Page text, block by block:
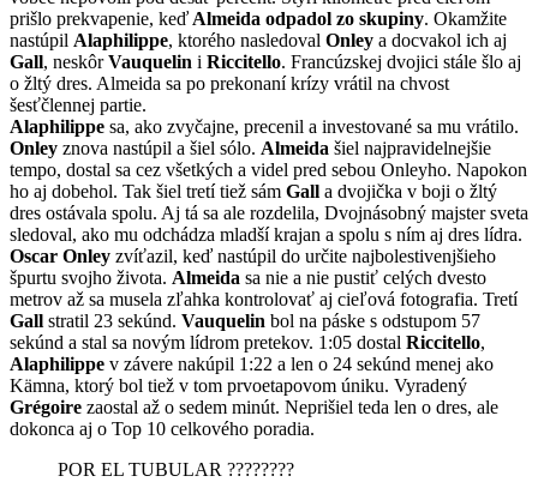
prišlo prekvapenie, keď Almeida odpadol zo skupiny. Okamžite
nastúpil Alaphilippe, ktorého nasledoval Onley a docvakol ich aj
Gall, neskôrVauquelin i Riccitello. Francúzskej dvojici stále šlo aj
o žltý dres. Almeida sa po prekonaní krízy vrátil na chvost
šesťčlennej partie.
Alaphilippe sa, ako zvyčajne, precenil a investované sa mu vrátilo.
Onley znova nastúpil a šiel sólo. Almeida šiel najpravidelnejšie
tempo, dostal sa cez všetkých a videl pred sebou Onleyho. Napokon
ho aj dobehol. Tak šiel tretí tiež sám Gall a dvojička v boji o žltý
dres ostávala spolu. Aj tá sa ale rozdelila, Dvojnásobný majster sveta
sledoval, ako mu odchádza mladší krajan a spolu s ním aj dres lídra.
Oscar Onley zvíťazil, keď nastúpil do určite najbolestivenjšieho
špurtu svojho života. Almeida sa nie a nie pustiť celých dvesto
metrov až sa musela zľahka kontrolovať aj cieľová fotografia. Tretí
Gall stratil 23 sekúnd. Vauquelin bol na páske s odstupom 57
sekúnd a stal sa novým lídrom pretekov. 1:05 dostal Riccitello,
Alaphilippe v závere nakúpil 1:22 a len o 24 sekúnd menej ako
Kämna, ktorý bol tiež v tom prvoetapovom úniku. Vyradený
Grégoire zaostal až o sedem minút. Neprišiel teda len o dres, ale
dokonca aj o Top 10 celkového poradia.
POR EL TUBULAR ????????